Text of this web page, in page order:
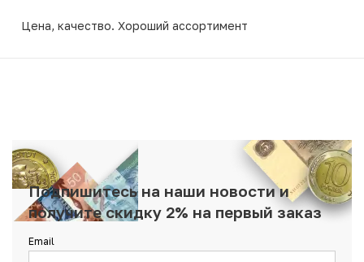
Цена, качество. Хороший ассортимент
Подпишитесь на наши новости и
получите скидку 2% на первый заказ
Email